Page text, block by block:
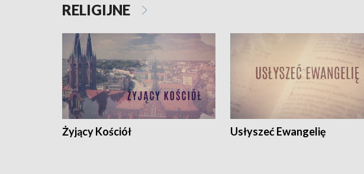
RELIGIJNE
Żyjący Kościół Usłyszeć Ewangelię